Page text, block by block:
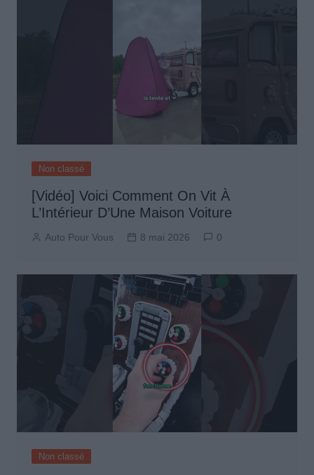
Non classé
[Vidéo] Voici Comment On Vit À
L’Intérieur D’Une Maison Voiture
Auto Pour Vous 8 mai 2026 0
Non classé